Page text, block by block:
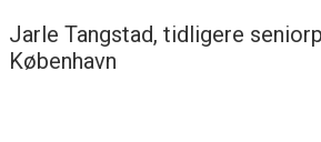
Jarle Tangstad, tidligere
København